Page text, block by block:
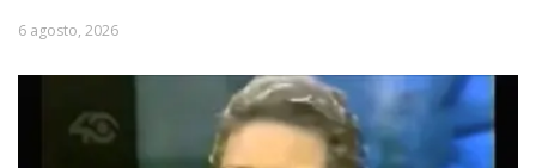
6 agosto, 2026